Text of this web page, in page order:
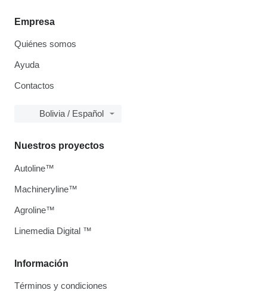
Empresa
Quiénes somos
Ayuda
Contactos
Bolivia / Español
Información
Términos y condiciones
Nuestros proyectos
Autoline™
Machineryline™
Agroline™
Linemedia Digital ™